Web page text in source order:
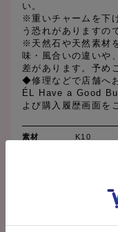
い。
※重いチャームを下
う恐れがありますの
※天然石や天然素材
味・風合いの違いや
差があります。予め
◆修理などで店舗へ
ÉL Have a Good
よび購入履歴画面を
素材 K10